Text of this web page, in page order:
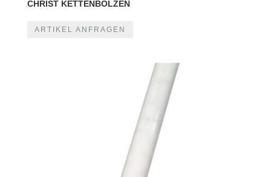
CHRIST KETTENBOLZEN
ARTIKEL ANFRAGEN